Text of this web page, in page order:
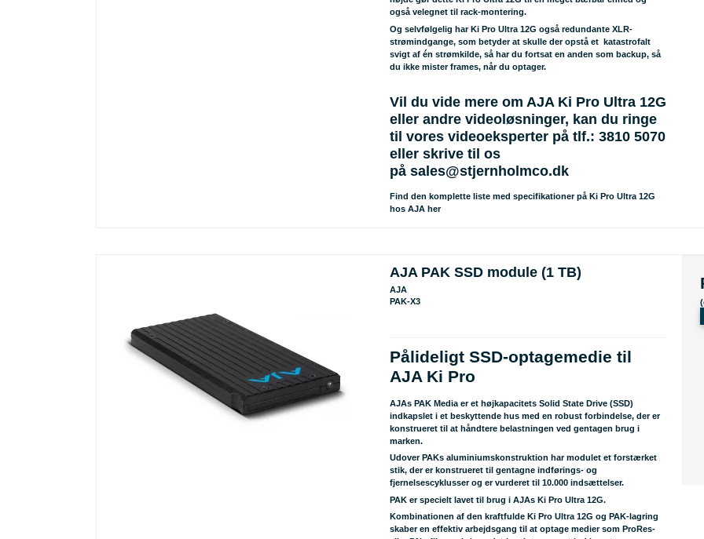
også velegnet til rack-montering.
Og selvfølgelig har Ki Pro Ultra 12G også redundante XLR-
strømindgange, som betyder at skulle der opstå et katastrofalt
svigt af én strømkilde, så har du fortsat en anden som backup, så
du ikke mister frames, når du optager.
Vil du vide mere om AJA Ki Pro Ultra 12G
eller andre videoløsninger, kan du ringe
til vores videoeksperter på tlf.: 3810 5070
eller skrive til os
på sales@stjernholmco.dk
Find den komplette liste med specifikationer på Ki Pro Ultra 12G
hos AJA her
AJA PAK SSD module (1 TB)
AJA
PAK-X3
Pålideligt SSD-optagemedie til
AJA Ki Pro
AJAs PAK Media er et højkapacitets Solid State Drive (SSD)
indkapslet i et beskyttende hus med en robust forbindelse, der er
konstrueret til at håndtere belastningen ved gentagen brug i
marken.
Udover PAKs aluminiumskonstruktion har modulet et forstærket
stik, der er konstrueret til gentagne indførings- og
fjernelsescyklusser og er vurderet til 10.000 indsættelser.
PAK er specielt lavet til brug i AJAs Ki Pro Ultra 12G.
Kombinationen af den kraftfulde Ki Pro Ultra 12G og PAK-lagring
skaber en effektiv arbejdsgang til at optage medier som ProRes-